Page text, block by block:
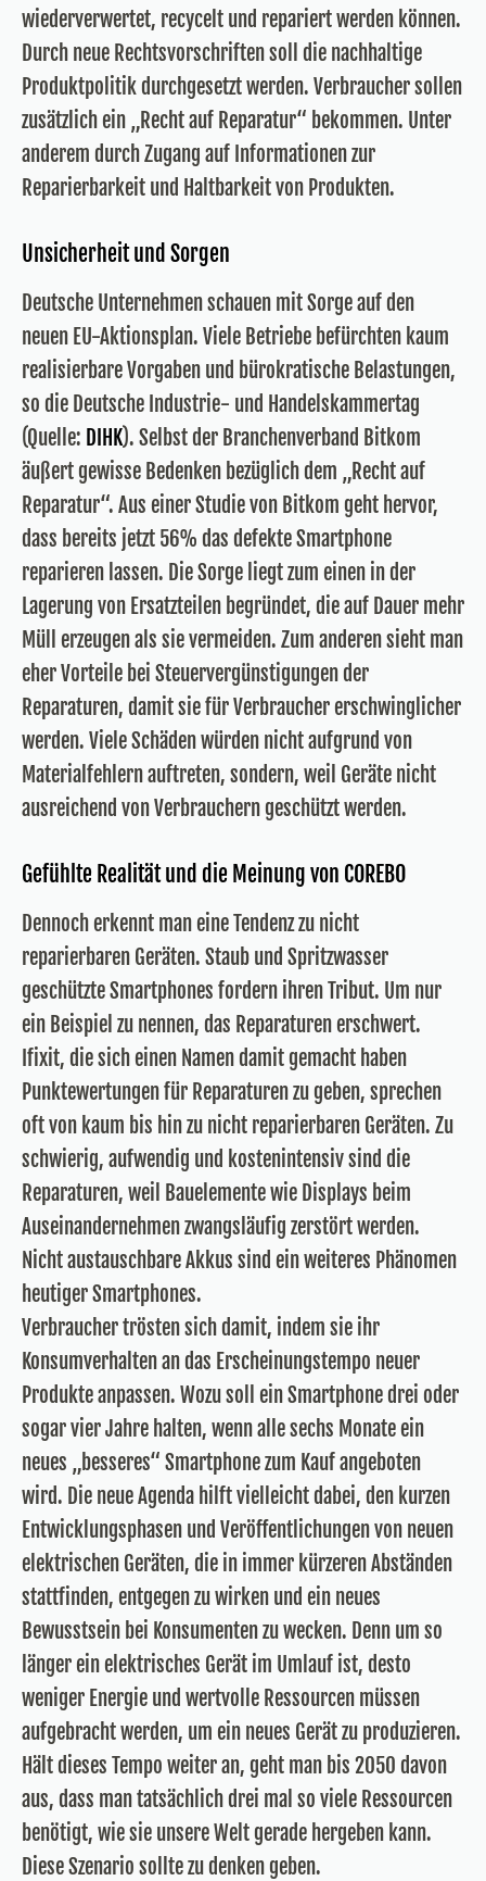
wiederverwertet, recycelt und repariert werden können.
Durch neue Rechtsvorschriften soll die nachhaltige
Produktpolitik durchgesetzt werden. Verbraucher sollen
zusätzlich ein „Recht auf Reparatur“ bekommen. Unter
anderem durch Zugang auf Informationen zur
Reparierbarkeit und Haltbarkeit von Produkten.
Unsicherheit und Sorgen
Deutsche Unternehmen schauen mit Sorge auf den
neuen EU-Aktionsplan. Viele Betriebe befürchten kaum
realisierbare Vorgaben und bürokratische Belastungen,
so die Deutsche Industrie- und Handelskammertag
(Quelle: DIHK). Selbst der Branchenverband Bitkom
äußert gewisse Bedenken bezüglich dem „Recht auf
Reparatur“. Aus einer Studie von Bitkom geht hervor,
dass bereits jetzt 56% das defekte Smartphone
reparieren lassen. Die Sorge liegt zum einen in der
Lagerung von Ersatzteilen begründet, die auf Dauer mehr
Müll erzeugen als sie vermeiden. Zum anderen sieht man
eher Vorteile bei Steuervergünstigungen der
Reparaturen, damit sie für Verbraucher erschwinglicher
werden. Viele Schäden würden nicht aufgrund von
Materialfehlern auftreten, sondern, weil Geräte nicht
ausreichend von Verbrauchern geschützt werden.
Gefühlte Realität und die Meinung von COREBO
Dennoch erkennt man eine Tendenz zu nicht
reparierbaren Geräten. Staub und Spritzwasser
geschützte Smartphones fordern ihren Tribut. Um nur
ein Beispiel zu nennen, das Reparaturen erschwert.
Ifixit, die sich einen Namen damit gemacht haben
Punktewertungen für Reparaturen zu geben, sprechen
oft von kaum bis hin zu nicht reparierbaren Geräten. Zu
schwierig, aufwendig und kostenintensiv sind die
Reparaturen, weil Bauelemente wie Displays beim
Auseinandernehmen zwangsläufig zerstört werden.
Nicht austauschbare Akkus sind ein weiteres Phänomen
heutiger Smartphones.
Verbraucher trösten sich damit, indem sie ihr
Konsumverhalten an das Erscheinungstempo neuer
Produkte anpassen. Wozu soll ein Smartphone drei oder
sogar vier Jahre halten, wenn alle sechs Monate ein
neues „besseres“ Smartphone zum Kauf angeboten
wird. Die neue Agenda hilft vielleicht dabei, den kurzen
Entwicklungsphasen und Veröffentlichungen von neuen
elektrischen Geräten, die in immer kürzeren Abständen
stattfinden, entgegen zu wirken und ein neues
Bewusstsein bei Konsumenten zu wecken. Denn um so
länger ein elektrisches Gerät im Umlauf ist, desto
weniger Energie und wertvolle Ressourcen müssen
aufgebracht werden, um ein neues Gerät zu produzieren.
Hält dieses Tempo weiter an, geht man bis 2050 davon
aus, dass man tatsächlich drei mal so viele Ressourcen
benötigt, wie sie unsere Welt gerade hergeben kann.
Diese Szenario sollte zu denken geben.